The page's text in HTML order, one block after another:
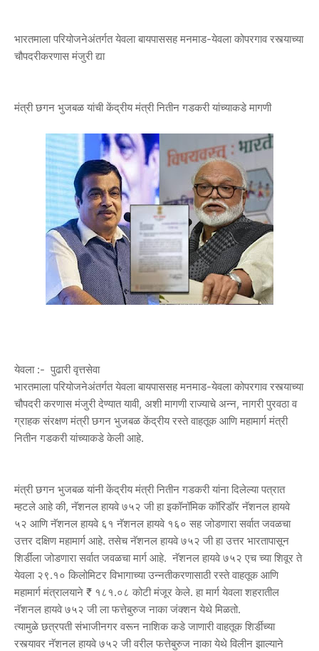
भारतमाला परियोजनेअंतर्गत येवला बायपाससह मनमाड-येवला कोपरगाव रस्त्याच्या
चौपदरीकरणास मंजुरी द्या
मंत्री छगन भुजबळ यांची केंद्रीय मंत्री नितीन गडकरी यांच्याकडे मागणी
येवला :- पुढारी वृत्तसेवा
भारतमाला परियोजनेअंतर्गत येवला बायपाससह मनमाड-येवला कोपरगाव रस्त्याच्या
चौपदरी करणास मंजुरी देण्यात यावी, अशी मागणी राज्याचे अन्न, नागरी पुरवठा व
ग्राहक संरक्षण मंत्री छगन भुजबळ केंद्रीय रस्ते वाहतूक आणि महामार्ग मंत्री
नितीन गडकरी यांच्याकडे केली आहे.
मंत्री छगन भुजबळ यांनी केंद्रीय मंत्री नितीन गडकरी यांना दिलेल्या पत्रात
म्हटले आहे की, नॅशनल हायवे ७५२ जी हा इकॉनॉमिक कॉरिडॉर नॅशनल हायवे
५२ आणि नॅशनल हायवे ६१ नॅशनल हायवे १६० सह जोडणारा सर्वात जवळचा
उत्तर दक्षिण महामार्ग आहे. तसेच नॅशनल हायवे ७५२ जी हा उत्तर भारतापासून
शिर्डीला जोडणारा सर्वात जवळचा मार्ग आहे. नॅशनल हायवे ७५२ एच च्या शिवूर ते
येवला २९.१० किलोमिटर विभागाच्या उन्नतीकरणासाठी रस्ते वाहतूक आणि
महामार्ग मंत्रालयाने ₹ १८१.०८ कोटी मंजूर केले. हा मार्ग येवला शहरातील
नॅशनल हायवे ७५२ जी ला फत्तेबुरुज नाका जंक्शन येथे मिळतो.
त्यामुळे छत्रपती संभाजीनगर वरून नाशिक कडे जाणारी वाहतूक शिर्डीच्या
रस्त्यावर नॅशनल हायवे ७५२ जी वरील फत्तेबुरुज नाका येथे विलीन झाल्याने